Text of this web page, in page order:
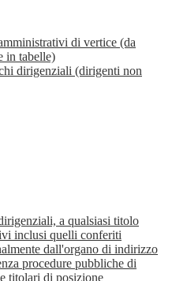
di vertice (da
in tabelle)
dirigenziali (dirigenti non
a qualsiasi titolo
inclusi quelli conferiti
dall'organo di indirizzo
procedure pubbliche di
titolari di posizione